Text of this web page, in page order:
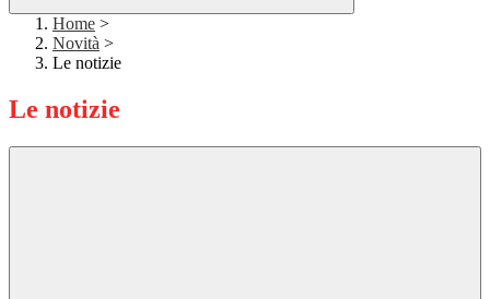
Home >
Novità >
Le notizie
Le notizie